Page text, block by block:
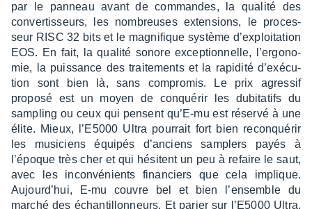
par le panneau avant de commandes, la qualité des
conver­tis­seurs, les nombreuses exten­sions, le proces­
seur RISC 32 bits et le magni­fique système d’ex­ploi­ta­tion
EOS. En fait, la qualité sonore excep­tion­nelle, l’er­go­no­
mie, la puis­sance des trai­te­ments et la rapi­dité d’exé­cu­
tion sont bien là, sans compro­mis. Le prix agres­sif
proposé est un moyen de conqué­rir les dubi­ta­tifs du
sampling ou ceux qui pensent qu’E-mu est réservé à une
élite. Mieux, l’E5000 Ultra pour­rait fort bien reconqué­rir
les musi­ciens équi­pés d’an­ciens samplers payés à
l’époque très cher et qui hésitent un peu à refaire le saut,
avec les incon­vé­nients finan­ciers que cela implique.
Aujour­d’hui, E-mu couvre bel et bien l’en­semble du
marché des échan­tillon­neurs. Et parier sur l’E5000 Ultra,